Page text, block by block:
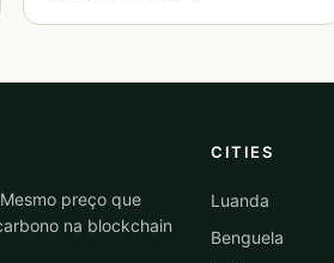
preço que
na blockchain
CITIES
Luanda
Benguela